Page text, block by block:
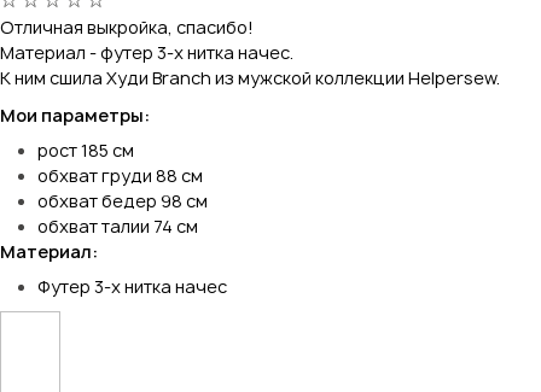
Отличная выкройка, спасибо!
Материал - футер 3-х нитка начес.
К ним сшила Худи Branch из мужской коллекции Helpersew.
Мои параметры:
рост 185 см
обхват груди 88 см
обхват бедер 98 см
обхват талии 74 см
Материал:
Футер 3-х нитка начес